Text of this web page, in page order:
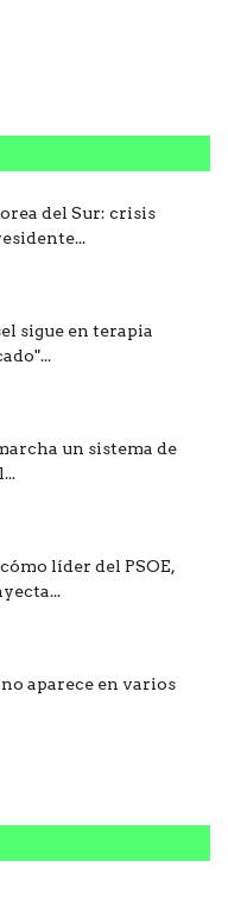
del Sur: crisis
sigue en terapia
un sistema de
líder del PSOE,
aparece en varios